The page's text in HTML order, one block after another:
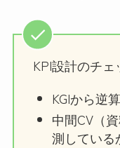
KPI設計のチェ
KGIから逆
中間CV（
測している